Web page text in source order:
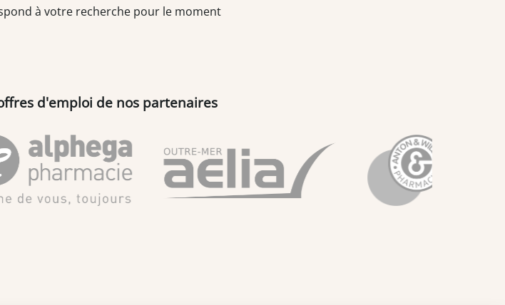
à votre recherche pour le moment
d'emploi de nos partenaires